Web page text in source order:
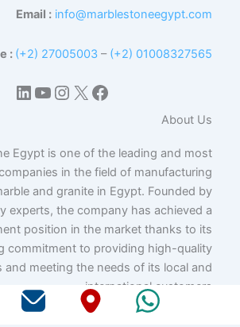
Email : info@marblestoneegypt.com
: (+2) 27005003 – (+2) 01008327565
فيسبوك
إكسإنستجرام
يوتيوب
لينكد إن
About Us
Egypt is one of the leading and most
in the field of manufacturing
and granite in Egypt. Founded by
experts, the company has achieved a
position in the market thanks to its
commitment to providing high-quality
and meeting the needs of its local and
international customers.